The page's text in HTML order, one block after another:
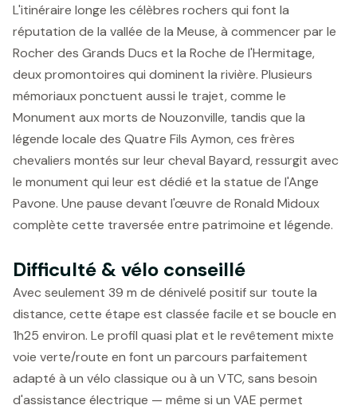
L'itinéraire longe les célèbres rochers qui font la
réputation de la vallée de la Meuse, à commencer par le
Rocher des Grands Ducs et la Roche de l'Hermitage,
deux promontoires qui dominent la rivière. Plusieurs
mémoriaux ponctuent aussi le trajet, comme le
Monument aux morts de Nouzonville, tandis que la
légende locale des Quatre Fils Aymon, ces frères
chevaliers montés sur leur cheval Bayard, ressurgit avec
le monument qui leur est dédié et la statue de l'Ange
Pavone. Une pause devant l'œuvre de Ronald Midoux
complète cette traversée entre patrimoine et légende.
Difficulté & vélo conseillé
Avec seulement 39 m de dénivelé positif sur toute la
distance, cette étape est classée facile et se boucle en
1h25 environ. Le profil quasi plat et le revêtement mixte
voie verte/route en font un parcours parfaitement
adapté à un vélo classique ou à un VTC, sans besoin
d'assistance électrique — même si un VAE permet